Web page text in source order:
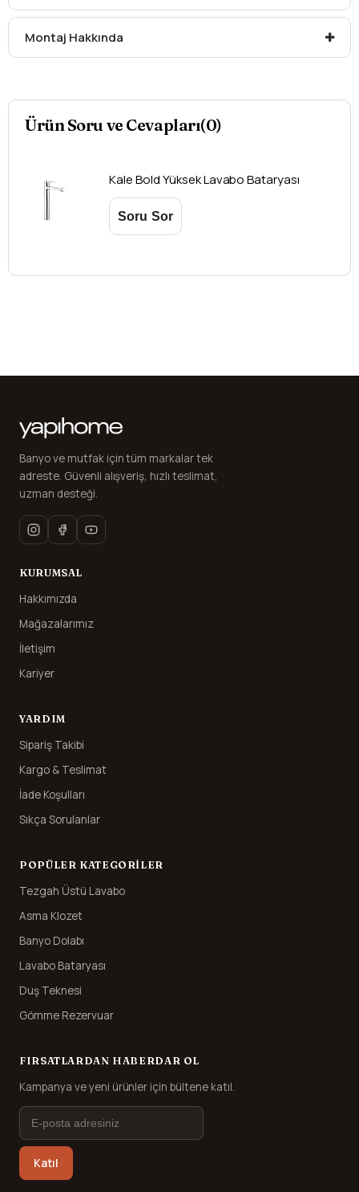
mesafelere göre değişiklik gösterebilir.
Kargonuzu teslim alırken hasarlı olabileceğini
düşündüğünüz ürünler içinhasar tespit tutanağı
yazdırmanız gerekmektedir.
Aksi durumlarda ürünlerin
iadesi ve değişimi
Montaj Hakkında
Ürün Soru ve Cevapları(0)
KaleBold Yüksek Lavabo Bataryası
Banyo ve mutfak için tüm markalar tek
adreste. Güvenli alışveriş, hızlı teslimat,
uzman desteği.
KURUMSAL
Hakkımızda
Mağazalarımız
İletişim
Kariyer
YARDIM
Sipariş Takibi
Kargo & Teslimat
İade Koşulları
Sıkça Sorulanlar
POPÜLER KATEGORILER
Tezgah Üstü Lavabo
Asma Klozet
Banyo Dolabı
Lavabo Bataryası
Duş Teknesi
Gömme Rezervuar
FIRSATLARDAN HABERDAR OL
Kampanya ve yeni ürünler için bültene katıl.
Katıl